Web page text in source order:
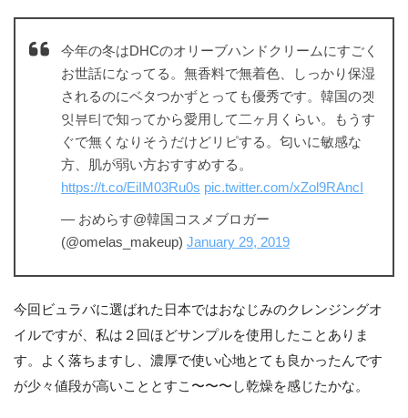
今年の冬はDHCのオリーブハンドクリームにすごく
お世話になってる。無香料で無着色、しっかり保湿
されるのにベタつかずとっても優秀です。韓国の겟
잇뷰티で知ってから愛用して二ヶ月くらい。もうす
ぐで無くなりそうだけどリピする。匂いに敏感な
方、肌が弱い方おすすめする。
https://t.co/EiIM03Ru0s pic.twitter.com/xZol9RAncI
— おめらす@韓国コスメブロガー
(@omelas_makeup) January 29, 2019
今回ビュラバに選ばれた日本ではおなじみのクレンジングオ
イルですが、私は２回ほどサンプルを使用したことありま
す。よく落ちますし、濃厚で使い心地とても良かったんです
が少々値段が高いこととすこ〜〜〜し乾燥を感じたかな。